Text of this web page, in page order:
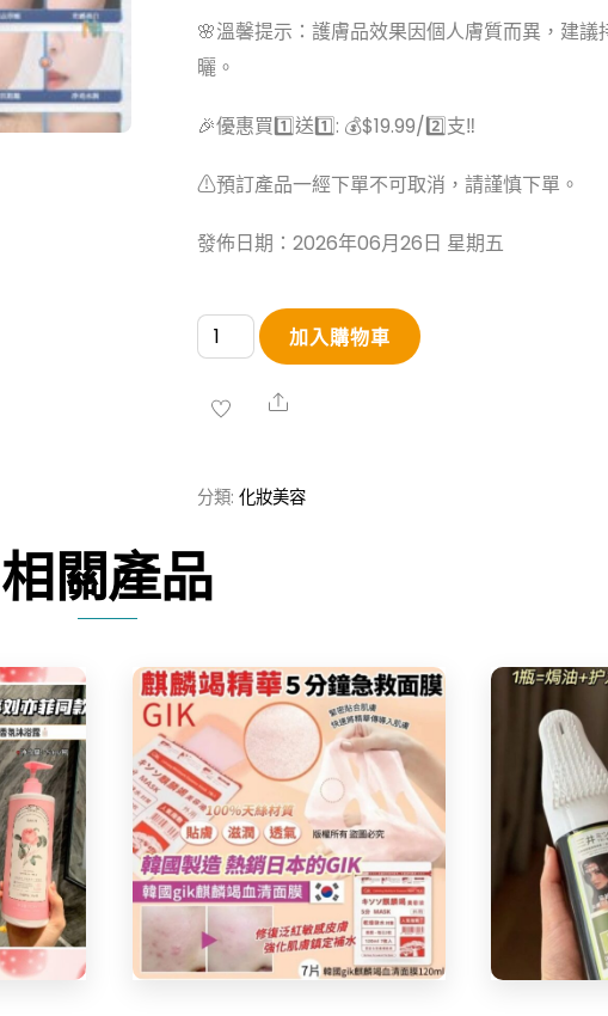
🌸溫馨提示：護膚品效果因個人膚質而異，建議
曬。
🎉優惠買1️⃣送1️⃣: 💰$19.99/2️⃣支‼️
⚠預訂產品一經下單不可取消，請謹慎下單。
發佈日期：2026年06月26日 星期五
【南
京
同
美
白
祛
數
量
加入購物車
Share
分類:化妝美容
相關產品
Share